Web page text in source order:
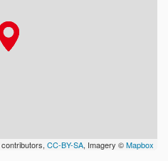
contributors, CC-BY-SA, Imagery ©Mapbox